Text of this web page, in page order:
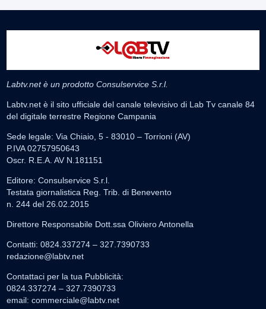
Labtv.net è un prodotto Consulservice S.r.l.
Labtv.net è il sito ufficiale del canale televisivo di Lab Tv canale 84
del digitale terrestre Regione Campania
Sede legale: Via Chiaio, 5 - 83010 – Torrioni (AV)
P.IVA 02757950643
Oscr. R.E.A. AV N.181151
Editore: Consulservice S.r.l.
Testata giornalistica Reg. Trib. di Benevento
n. 244 del 26.02.2015
Direttore Responsabile Dott.ssa Oliviero Antonella
Contatti: 0824.337274 – 327.7390733
redazione@labtv.net
Contattaci per la tua Pubblicità:
0824.337274 – 327.7390733
email: commerciale@labtv.net